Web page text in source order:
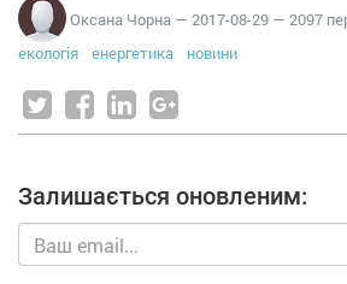
Оксана Чорна — 2017-08-29 — 2097
екологія
енергетика новини
Залишається оновленим: